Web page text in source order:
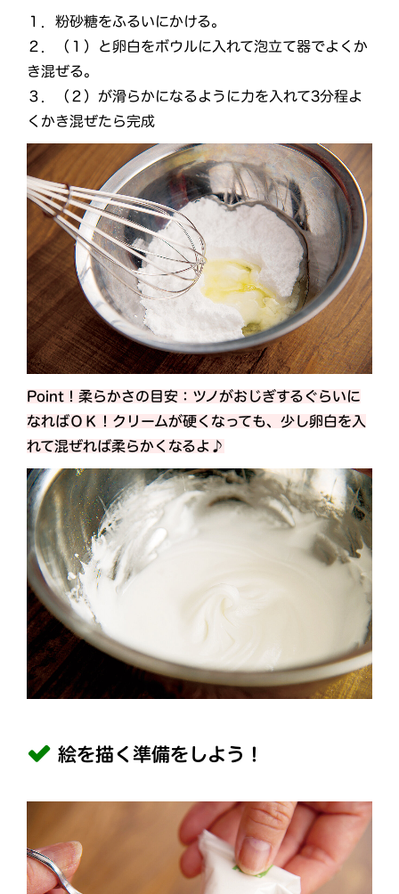
１．粉砂糖をふるいにかける。
２．（１）と卵白をボウルに入れて泡立て器でよくか
き混ぜる。
３．（２）が滑らかになるように力を入れて3分程よ
くかき混ぜたら完成
Point！柔らかさの目安：ツノがおじぎするぐらいに
なればＯＫ！クリームが硬くなっても、少し卵白を入
れて混ぜれば柔らかくなるよ♪
絵を描く準備をしよう！